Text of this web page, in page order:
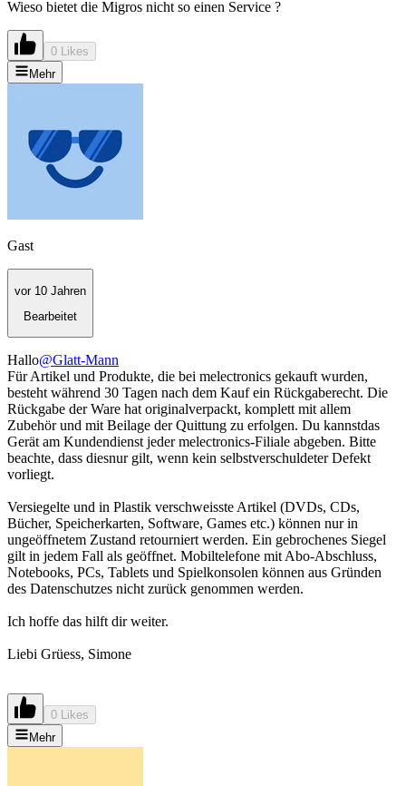
Wieso bietet die Migros nicht so einen Service ?
0 Likes
Mehr
Gast
vor 10 Jahren
Bearbeitet
Hallo@Glatt-Mann
Für Artikel und Produkte, die bei melectronics gekauft wurden,
besteht während 30 Tagen nach dem Kauf ein Rückgaberecht. Die
Rückgabe der Ware hat originalverpackt, komplett mit allem
Zubehör und mit Beilage der Quittung zu erfolgen. Du kannstdas
Gerät am Kundendienst jeder melectronics-Filiale abgeben. Bitte
beachte, dass diesnur gilt, wenn kein selbstverschuldeter Defekt
vorliegt.
Versiegelte und in Plastik verschweisste Artikel (DVDs, CDs,
Bücher, Speicherkarten, Software, Games etc.) können nur in
ungeöffnetem Zustand retourniert werden. Ein gebrochenes Siegel
gilt in jedem Fall als geöffnet. Mobiltelefone mit Abo-Abschluss,
Notebooks, PCs, Tablets und Spielkonsolen können aus Gründen
des Datenschutzes nicht zurück genommen werden.
Ich hoffe das hilft dir weiter.
Liebi Grüess, Simone
0 Likes
Mehr